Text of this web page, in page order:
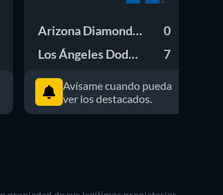
Arizona Diamondbacks
0
Los Ángeles Dodgers
7
Avísame cuando pueda
ver los destacados.